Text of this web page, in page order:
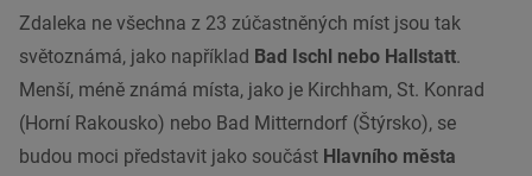
Zdaleka ne všechna z 23 zúčastněných míst jsou tak
světoznámá, jako například Bad Ischl nebo Hallstatt.
Menší, méně známá místa, jako je Kirchham, St. Konrad
(Horní Rakousko) nebo Bad Mitterndorf (Štýrsko), se
budou moci představit jako součást Hlavního města